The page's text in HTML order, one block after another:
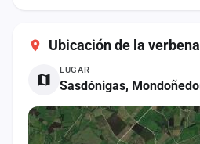
Ubicación de la verbena
LUGAR
Sasdónigas, Mondoñedo
Crear
cuenta
Administración
Contacto